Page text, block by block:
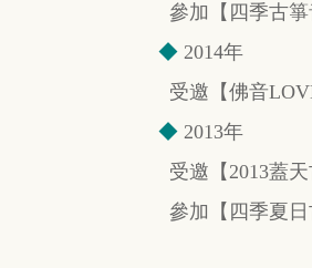
參加【四季古箏
◆ 2014年
受邀【佛音
◆ 2013年
受邀【2013蓋天
參加【四季夏日